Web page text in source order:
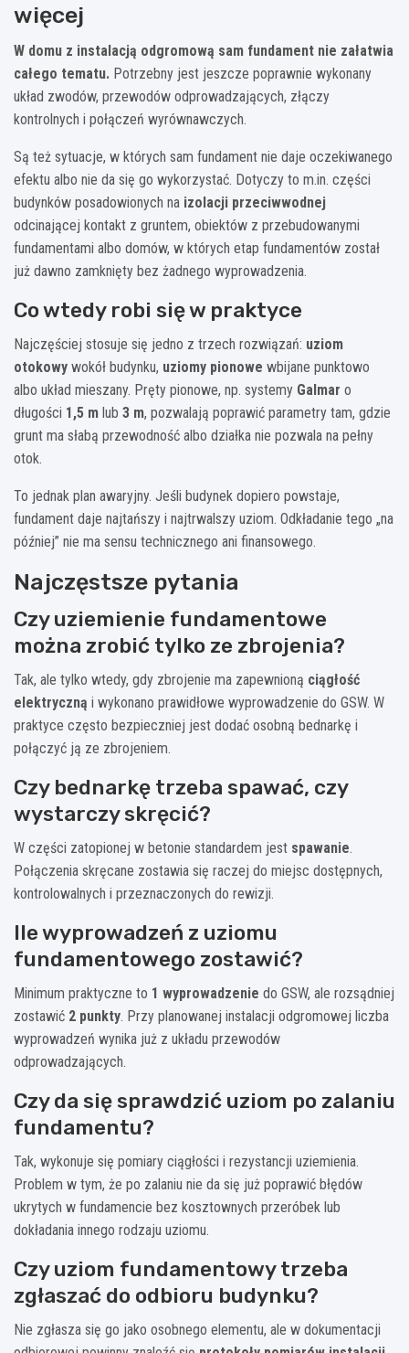
więcej
W domu z instalacją odgromową sam fundament nie załatwia
całego tematu. Potrzebny jest jeszcze poprawnie wykonany
układ zwodów, przewodów odprowadzających, złączy
kontrolnych i połączeń wyrównawczych.
Są też sytuacje, w których sam fundament nie daje oczekiwanego
efektu albo nie da się go wykorzystać. Dotyczy to m.in. części
budynków posadowionych na izolacji przeciwwodnej
odcinającej kontakt z gruntem, obiektów z przebudowanymi
fundamentami albo domów, w których etap fundamentów został
już dawno zamknięty bez żadnego wyprowadzenia.
Co wtedy robi się w praktyce
Najczęściej stosuje się jedno z trzech rozwiązań: uziom
otokowy wokół budynku, uziomy pionowe wbijane punktowo
albo układ mieszany. Pręty pionowe, np. systemy Galmar o
długości 1,5 m lub 3 m, pozwalają poprawić parametry tam, gdzie
grunt ma słabą przewodność albo działka nie pozwala na pełny
otok.
To jednak plan awaryjny. Jeśli budynek dopiero powstaje,
fundament daje najtańszy i najtrwalszy uziom. Odkładanie tego „na
później” nie ma sensu technicznego ani finansowego.
Najczęstsze pytania
Czy uziemienie fundamentowe
można zrobić tylko ze zbrojenia?
Tak, ale tylko wtedy, gdy zbrojenie ma zapewnioną ciągłość
elektryczną i wykonano prawidłowe wyprowadzenie do GSW. W
praktyce często bezpieczniej jest dodać osobną bednarkę i
połączyć ją ze zbrojeniem.
Czy bednarkę trzeba spawać, czy
wystarczy skręcić?
W części zatopionej w betonie standardem jest spawanie.
Połączenia skręcane zostawia się raczej do miejsc dostępnych,
kontrolowalnych i przeznaczonych do rewizji.
Ile wyprowadzeń z uziomu
fundamentowego zostawić?
Minimum praktyczne to 1 wyprowadzenie do GSW, ale rozsądniej
zostawić 2 punkty. Przy planowanej instalacji odgromowej liczba
wyprowadzeń wynika już z układu przewodów
odprowadzających.
Czy da się sprawdzić uziom po zalaniu
fundamentu?
Tak, wykonuje się pomiary ciągłości i rezystancji uziemienia.
Problem w tym, że po zalaniu nie da się już poprawić błędów
ukrytych w fundamencie bez kosztownych przeróbek lub
dokładania innego rodzaju uziomu.
Czy uziom fundamentowy trzeba
zgłaszać do odbioru budynku?
Nie zgłasza się go jako osobnego elementu, ale w dokumentacji